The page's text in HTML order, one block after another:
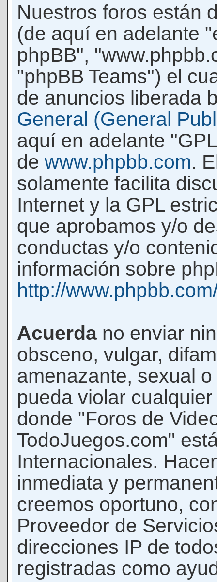
Nuestros foros están
(de aquí en adelante
phpBB",
"phpBB Teams") el
de anuncios liberada
General (General
aquí en adelante
de www.phpbb.com.
solamente facilita
Internet y la GPL
que aprobamos y/o
conductas y/o
información sobre
http://
Acuerda no enviar
obsceno, vulgar,
amenazante, sexual
pueda violar
donde "Foros de
TodoJuegos.com"
Internacionales.
inmediata y
creemos oportuno,
Proveedor de
direcciones IP de
registradas como